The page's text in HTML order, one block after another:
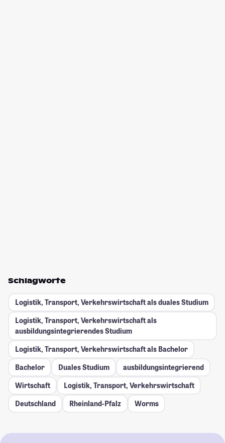
Schlagworte
Logistik, Transport, Verkehrswirtschaft als duales Studium
Logistik, Transport, Verkehrswirtschaft als
ausbildungsintegrierendes Studium
Logistik, Transport, Verkehrswirtschaft als Bachelor
Bachelor
Duales Studium
ausbildungsintegrierend
Wirtschaft
Logistik, Transport, Verkehrswirtschaft
Deutschland
Rheinland-Pfalz Worms